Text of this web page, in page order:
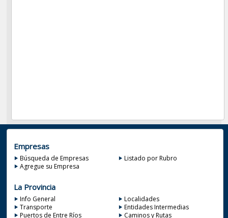
Empresas
Búsqueda de Empresas
Listado por Rubro
Agregue su Empresa
La Provincia
Info General
Localidades
Transporte
Entidades Intermedias
Puertos de Entre Ríos
Caminos y Rutas